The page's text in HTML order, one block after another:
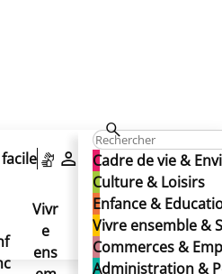
Cadre de vie &
Culture & Loisirs
Enfance &
Vivre ensemble &
Commerces &
Administration &
Mon espace
Vivr
e
ens
Co
mm
Ad
min
istr
& planification